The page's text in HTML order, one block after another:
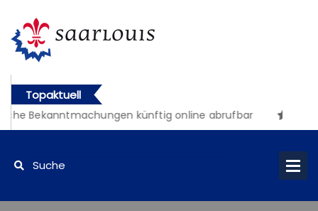
Topaktuell
Bekanntmachungen künftig online abrufbar